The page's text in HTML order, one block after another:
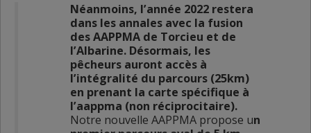
Néanmoins, l’année 2022 restera
dans les annales avec la fusion
des AAPPMA de Torcieu et de
l’Albarine. Désormais, les
pêcheurs auront accès à
l’intégralité du parcours (25km)
en prenant la carte spécifique à
l’aappma (non réciprocitaire).
Notre nouvelle AAPPMA propose un